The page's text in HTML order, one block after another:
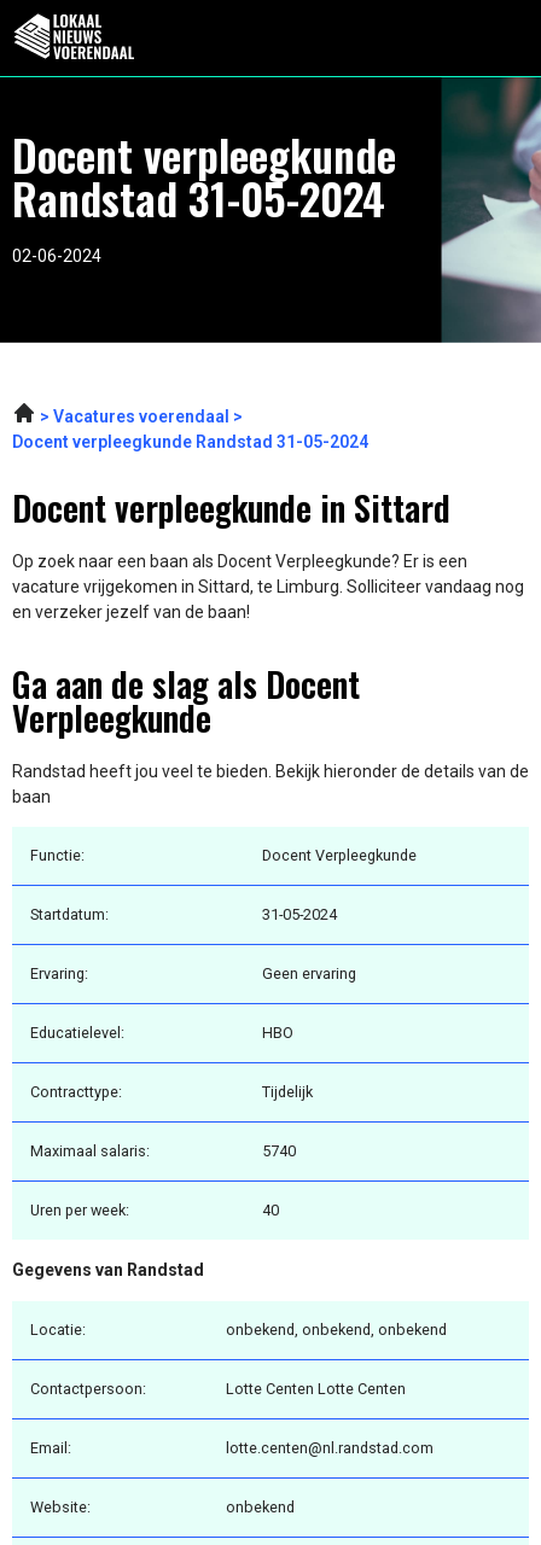
Docent verpleegkunde
Randstad 31-05-2024
02-06-2024
Vacatures voerendaal
Docent verpleegkunde Randstad 31-05-2024
Docent verpleegkunde in Sittard
Op zoek naar een baan als Docent Verpleegkunde? Er is een
vacature vrijgekomen in Sittard, te Limburg. Solliciteer vandaag nog
en verzeker jezelf van de baan!
Ga aan de slag als Docent
Verpleegkunde
Randstad heeft jou veel te bieden. Bekijk hieronder de details van de
baan
Functie: Docent Verpleegkunde
Startdatum: 31-05-2024
Ervaring: Geen ervaring
Educatielevel: HBO
Contracttype: Tijdelijk
Maximaal salaris: 5740
Uren per week: 40
Gegevens van Randstad
Locatie: onbekend, onbekend, onbekend
Contactpersoon: Lotte Centen Lotte Centen
Email: lotte.centen@nl.randstad.com
Website: onbekend